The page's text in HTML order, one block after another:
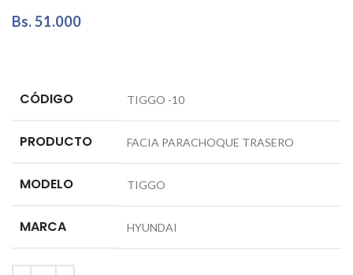
Bs.51.000
CÓDIGO TIGGO -10
PRODUCTO FACIA PARACHOQUE TRASERO
MODELO TIGGO
MARCA HYUNDAI